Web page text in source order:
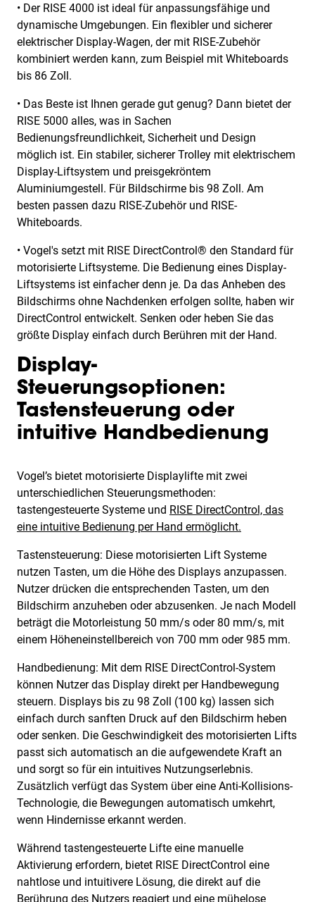
• Der RISE 4000 ist ideal für anpassungsfähige und
dynamische Umgebungen. Ein flexibler und sicherer
elektrischer Display-Wagen, der mit RISE-Zubehör
kombiniert werden kann, zum Beispiel mit Whiteboards
bis 86 Zoll.
• Das Beste ist Ihnen gerade gut genug? Dann bietet der
RISE 5000 alles, was in Sachen
Bedienungsfreundlichkeit, Sicherheit und Design
möglich ist. Ein stabiler, sicherer Trolley mit elektrischem
Display-Liftsystem und preisgekröntem
Aluminiumgestell. Für Bildschirme bis 98 Zoll. Am
besten passen dazu RISE-Zubehör und RISE-
Whiteboards.
• Vogel's setzt mit RISE DirectControl® den Standard für
motorisierte Liftsysteme. Die Bedienung eines Display-
Liftsystems ist einfacher denn je. Da das Anheben des
Bildschirms ohne Nachdenken erfolgen sollte, haben wir
DirectControl entwickelt. Senken oder heben Sie das
größte Display einfach durch Berühren mit der Hand.
Display-
Steuerungsoptionen:
Tastensteuerung oder
intuitive Handbedienung
Vogel’s bietet motorisierte Displaylifte mit zwei
unterschiedlichen Steuerungsmethoden:
tastengesteuerte Systeme und RISE DirectControl, das
eine intuitive Bedienung per Hand ermöglicht.
Tastensteuerung: Diese motorisierten Lift Systeme
nutzen Tasten, um die Höhe des Displays anzupassen.
Nutzer drücken die entsprechenden Tasten, um den
Bildschirm anzuheben oder abzusenken. Je nach Modell
beträgt die Motorleistung 50 mm/s oder 80 mm/s, mit
einem Höheneinstellbereich von 700 mm oder 985 mm.
Handbedienung: Mit dem RISE DirectControl-System
können Nutzer das Display direkt per Handbewegung
steuern. Displays bis zu 98 Zoll (100 kg) lassen sich
einfach durch sanften Druck auf den Bildschirm heben
oder senken. Die Geschwindigkeit des motorisierten Lifts
passt sich automatisch an die aufgewendete Kraft an
und sorgt so für ein intuitives Nutzungserlebnis.
Zusätzlich verfügt das System über eine Anti-Kollisions-
Technologie, die Bewegungen automatisch umkehrt,
wenn Hindernisse erkannt werden.
Während tastengesteuerte Lifte eine manuelle
Aktivierung erfordern, bietet RISE DirectControl eine
nahtlose und intuitivere Lösung, die direkt auf die
Berührung des Nutzers reagiert und eine mühelose